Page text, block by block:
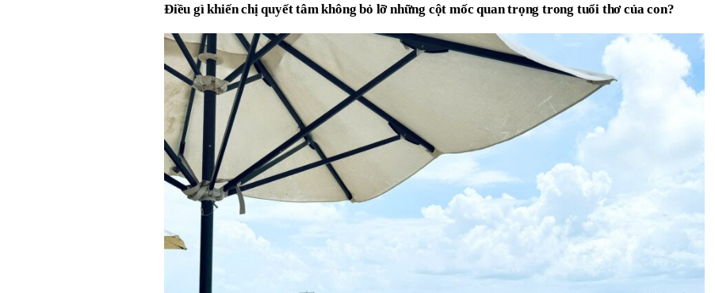
Điều gì khiến chị quyết tâm không bỏ lỡ những cột mốc quan trọng trong tuổi thơ của con?